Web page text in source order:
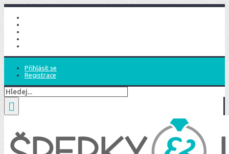
Přihlásit se
Registrace